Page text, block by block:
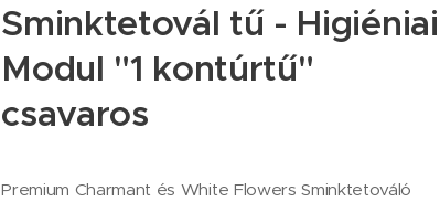
Sminktetovál tű - Higiéniai
Modul "1 kontúrtű"
csavaros
Premium Charmant és White Flowers Sminktetováló